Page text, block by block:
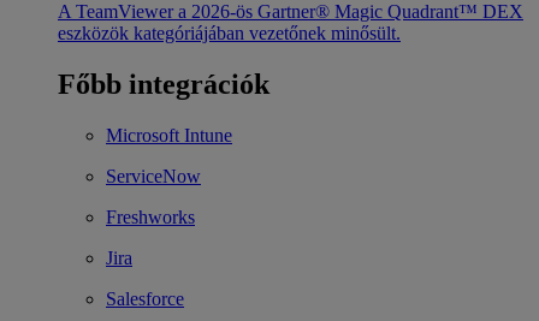
A TeamViewer a 2026-ös Gartner® Magic Quadrant™ DEX
eszközök kategóriájában vezetőnek minősült.
Főbb integrációk
Microsoft Intune
ServiceNow
Freshworks
Jira
Salesforce